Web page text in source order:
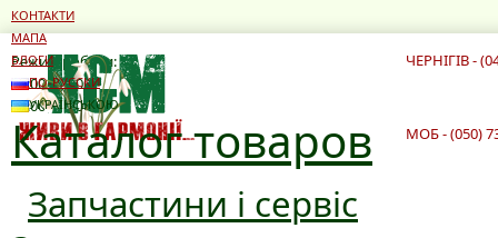
Режим роботи:
10:00 - 19:00
10:00 - 16:00
ЧЕРНІГІВ -
Каталог товаров
Запчастини і сервіс
МОБ - (050)
КОНТАКТИ
МАПА
БЛОГИ
ПО-РУССКИ
УКРАЇНСЬКОЮ